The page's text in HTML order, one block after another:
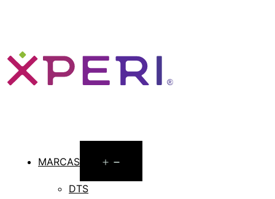
MARCAS
menu
DTS